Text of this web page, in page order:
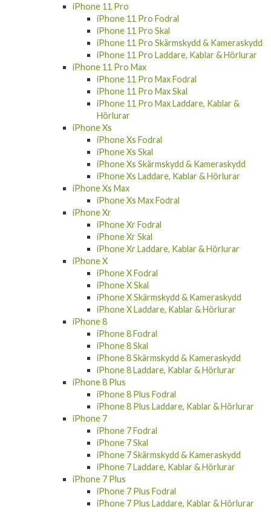
iPhone 11 Pro
iPhone 11 Pro Fodral
iPhone 11 Pro Skal
iPhone 11 Pro Skärmskydd & Kameraskydd
iPhone 11 Pro Laddare, Kablar & Hörlurar
iPhone 11 Pro Max
iPhone 11 Pro Max Fodral
iPhone 11 Pro Max Skal
iPhone 11 Pro Max Laddare, Kablar &
Hörlurar
iPhone Xs
iPhone Xs Fodral
iPhone Xs Skal
iPhone Xs Skärmskydd & Kameraskydd
iPhone Xs Laddare, Kablar & Hörlurar
iPhone Xs Max
iPhone Xs Max Fodral
iPhone Xr
iPhone Xr Fodral
iPhone Xr Skal
iPhone Xr Laddare, Kablar & Hörlurar
iPhone X
iPhone X Fodral
iPhone X Skal
iPhone X Skärmskydd & Kameraskydd
iPhone X Laddare, Kablar & Hörlurar
iPhone 8
iPhone 8 Fodral
iPhone 8 Skal
iPhone 8 Skärmskydd & Kameraskydd
iPhone 8 Laddare, Kablar & Hörlurar
iPhone 8 Plus
iPhone 8 Plus Fodral
iPhone 8 Plus Laddare, Kablar & Hörlurar
iPhone 7
iPhone 7 Fodral
iPhone 7 Skal
iPhone 7 Skärmskydd & Kameraskydd
iPhone 7 Laddare, Kablar & Hörlurar
iPhone 7 Plus
iPhone 7 Plus Fodral
iPhone 7 Plus Laddare, Kablar & Hörlurar